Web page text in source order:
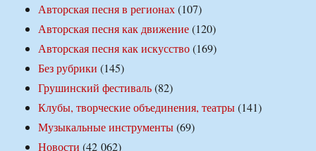
Авторская песня в регионах(107)
Авторская песня как движение(120)
Авторская песня как искусство(169)
Без рубрики (145)
Грушинский фестиваль(82)
Клубы, творческие объединения, театры(141)
Музыкальные инструменты(69)
Новости (42 062)